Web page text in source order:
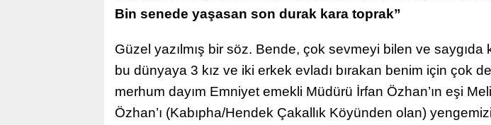
Bin senede yaşasan son durak kara toprak”
Güzel yazılmış bir söz. Bende, çok sevmeyi bilen ve saygıda
bu dünyaya 3 kız ve iki erkek evladı bırakan benim için çok
merhum dayım Emniyet emekli Müdürü İrfan Özhan’ın eşi
Özhan’ı (Kabıpha/Hendek Çakallık Köyünden olan)